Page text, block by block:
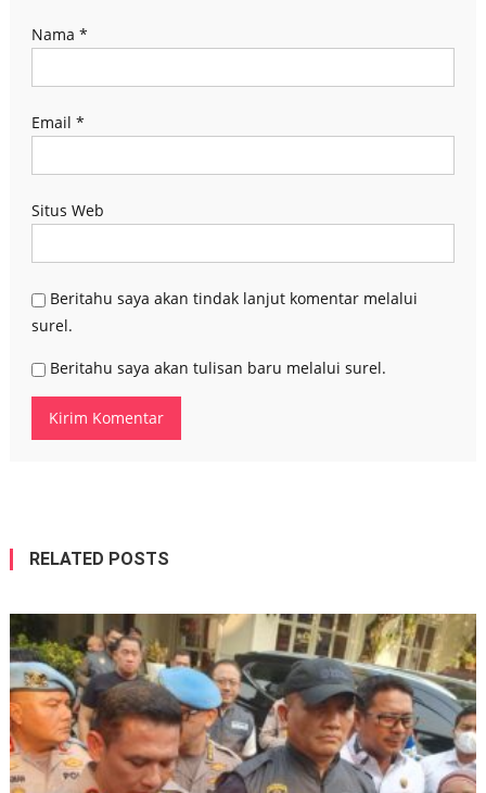
Nama *
Email *
Situs Web
Beritahu saya akan tindak lanjut komentar melalui
surel.
Beritahu saya akan tulisan baru melalui surel.
RELATED POSTS